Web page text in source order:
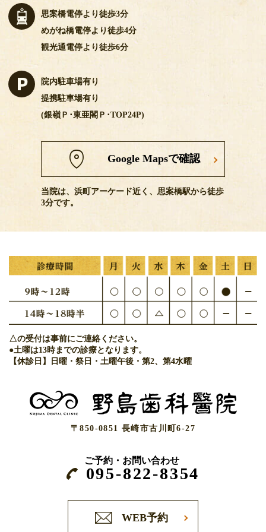
思案橋電停より徒歩3分
めがね橋電停より徒歩4分
観光通電停より徒歩6分
院内駐車場有り
提携駐車場有り
(銀嶺Ｐ･東亜閣Ｐ･TOP24P)
Google Mapsで確認
当院は、浜町アーケード近く、思案橋駅から徒歩
3分です。
△の受付は事前にご連絡ください。
●土曜は13時までの診療となります。
【休診日】日曜・祭日・土曜午後・第2、第4水曜
〒850-0851 長崎市古川町6-27
ご予約・お問い合わせ
095-822-8354
WEB予約